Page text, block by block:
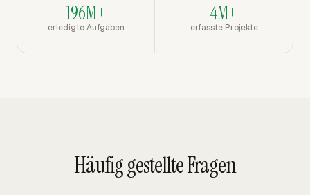
196M+
erledigte Aufgaben
4M+
erfasste Projekte
Häufig gestellte Fragen